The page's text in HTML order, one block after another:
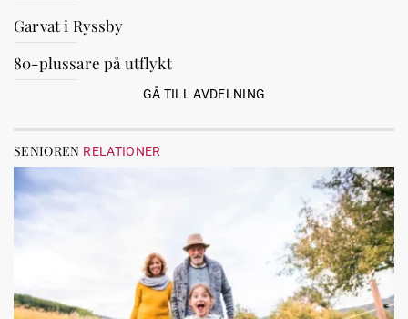
Garvat i Ryssby
80-plussare på utflykt
GÅ TILL AVDELNING
SENIOREN RELATIONER